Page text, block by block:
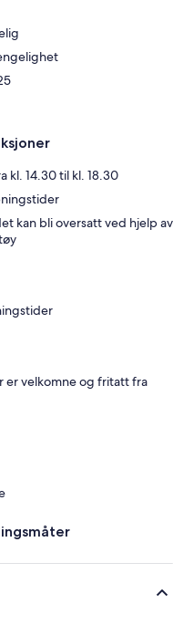
kl. 14.30 til kl. 18.30
kan bli oversatt ved hjelp av
er velkomne og fritatt fra